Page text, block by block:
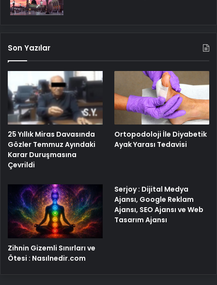
Son Yazılar
25 Yıllık Miras Davasında
Gözler Temmuz Ayındaki
Karar Duruşmasına
Çevrildi
Ortopodoloji İle Diyabetik
Ayak Yarası Tedavisi
Zihnin Gizemli Sınırları ve
Ötesi : Nasılnedir.com
Serjoy : Dijital Medya
Ajansı, Google Reklam
Ajansı, SEO Ajansı ve Web
Tasarım Ajansı